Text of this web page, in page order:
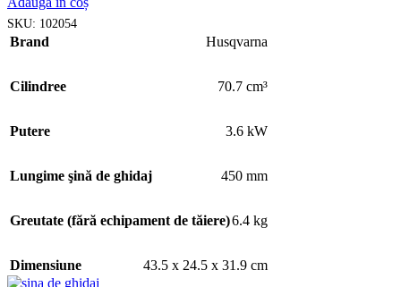
SKU: 102054
Brand Husqvarna
Cilindree 70.7 cm³
Putere 3.6 kW
Lungime şină de ghidaj 450 mm
Greutate (fără echipament de tăiere)6.4 kg
Dimensiune 43.5 x 24.5 x 31.9 cm